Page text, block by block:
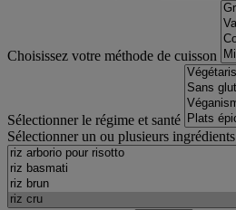
Choisissez votre méthode de cuisson
Sélectionner le régime et santé
Sélectionner un ou plusieurs ingrédients